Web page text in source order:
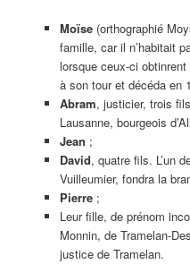
Moïse(orthographié
famille, car il n’habitait
lorsque ceux-ci
à son tour et décéda en
Abram, justicier, trois
Lausanne, bourgeois
Jean ;
David, quatre fils. L’un
Vuilleumier, fondra la
Pierre;
Leur fille, de prénom
Monnin, de Tramelan-
justice de Tramelan.